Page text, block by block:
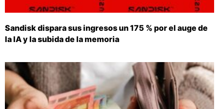
Sandisk dispara sus ingresos un 175 % por el auge de
la IA y la subida de la memoria